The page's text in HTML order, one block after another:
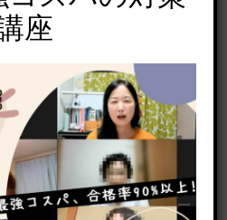
意味の違いと使い分
でき韓 パク先生
座